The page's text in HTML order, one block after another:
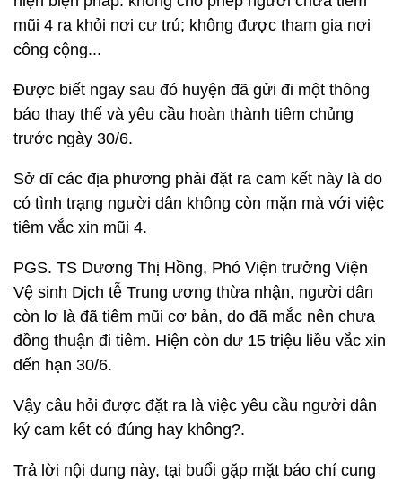
mũi 4 ra khỏi nơi cư trú; không được tham gia nơi
công cộng...
Được biết ngay sau đó huyện đã gửi đi một thông
báo thay thế và yêu cầu hoàn thành tiêm chủng
trước ngày 30/6.
Sở dĩ các địa phương phải đặt ra cam kết này là do
có tình trạng người dân không còn mặn mà với việc
tiêm vắc xin mũi 4.
PGS. TS Dương Thị Hồng, Phó Viện trưởng Viện
Vệ sinh Dịch tễ Trung ương thừa nhận, người dân
còn lơ là đã tiêm mũi cơ bản, do đã mắc nên chưa
đồng thuận đi tiêm. Hiện còn dư 15 triệu liều vắc xin
đến hạn 30/6.
Vậy câu hỏi được đặt ra là việc yêu cầu người dân
ký cam kết có đúng hay không?.
Trả lời nội dung này, tại buổi gặp mặt báo chí cung